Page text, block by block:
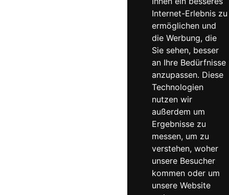
Internet-Erlebnis zu
ermöglichen und
die Werbung, die
Sie sehen, besser
an Ihre Bedürfnisse
anzupassen. Diese
Technologien
nutzen wir
außerdem um
Ergebnisse zu
messen, um zu
verstehen, woher
unsere Besucher
kommen oder um
unsere Website